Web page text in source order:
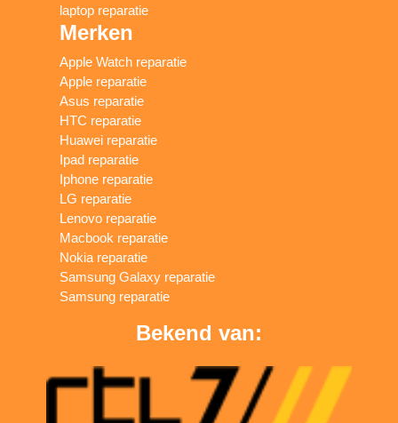
laptop reparatie
Merken
Apple Watch reparatie
Apple reparatie
Asus reparatie
HTC reparatie
Huawei reparatie
Ipad reparatie
Iphone reparatie
LG reparatie
Lenovo reparatie
Macbook reparatie
Nokia reparatie
Samsung Galaxy reparatie
Samsung reparatie
Bekend van: